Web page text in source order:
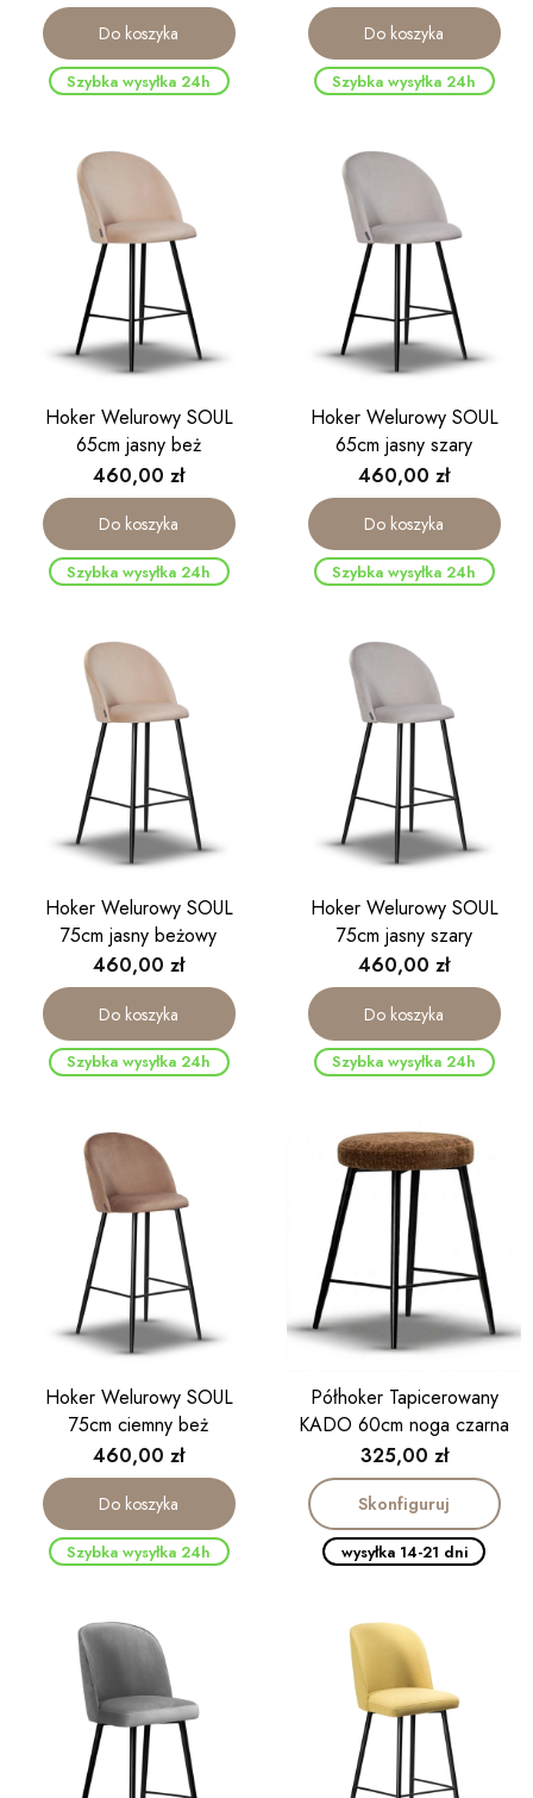
Do koszyka
Szybka wysyłka 24h
Do koszyka
Szybka wysyłka 24h
Hoker Welurowy SOUL
65cm jasny beż
Cena
460,00 zł
Do koszyka
Szybka wysyłka 24h
Hoker Welurowy SOUL
65cm jasny szary
Cena
460,00 zł
Do koszyka
Szybka wysyłka 24h
Hoker Welurowy SOUL
75cm jasny beżowy
Cena
460,00 zł
Do koszyka
Szybka wysyłka 24h
Hoker Welurowy SOUL
75cm jasny szary
Cena
460,00 zł
Do koszyka
Szybka wysyłka 24h
Hoker Welurowy SOUL
75cm ciemny beż
Cena
460,00 zł
Do koszyka
Szybka wysyłka 24h
Półhoker Tapicerowany
KADO 60cm noga czarna
Cena
325,00 zł
Skonfiguruj
wysyłka 14-21 dni